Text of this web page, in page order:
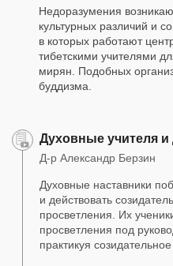
Недоразумения
культурных различий и
в которых работают
тибетскими учителями
мирян. Подобных
буддизма.
Духовные учителя
Д-р Александр Берзин
Духовные наставники
и действовать
просветления. Их
просветления под
практикуя